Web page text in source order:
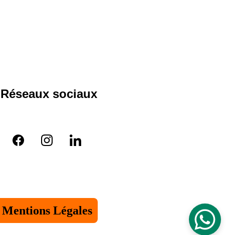
Réseaux sociaux
Mentions Légales